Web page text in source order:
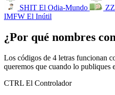
SHIT El Odia-Mundo
IMFW El Inútil
¿Por qué nombres
Los códigos de 4 letras funcionan
queremos que cuando lo publiques
CTRL El Controlador